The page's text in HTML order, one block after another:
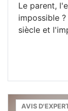
Le parent,
impossible
siècle et
AVIS